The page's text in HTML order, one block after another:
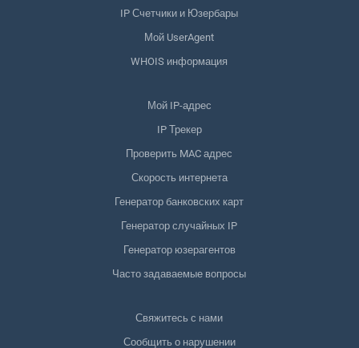
IP Счетчики и Юзербары
Мой UserAgent
WHOIS информация
Мой IP-адрес
IP Трекер
Проверить MAC адрес
Скорость интернета
Генератор банковских карт
Генератор случайных IP
Генератор юзерагентов
Часто задаваемые вопросы
Свяжитесь с нами
Сообщить о нарушении